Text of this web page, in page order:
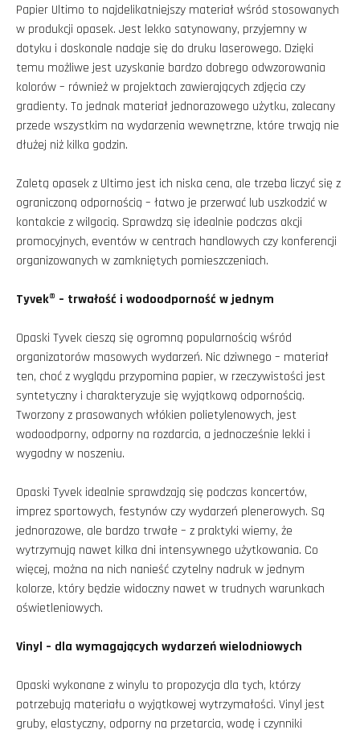
Papier Ultimo to najdelikatniejszy materiał wśród stosowanych
w produkcji opasek. Jest lekko satynowany, przyjemny w
dotyku i doskonale nadaje się do druku laserowego. Dzięki
temu możliwe jest uzyskanie bardzo dobrego odwzorowania
kolorów – również w projektach zawierających zdjęcia czy
gradienty. To jednak materiał jednorazowego użytku, zalecany
przede wszystkim na wydarzenia wewnętrzne, które trwają nie
dłużej niż kilka godzin.
Zaletą opasek z Ultimo jest ich niska cena, ale trzeba liczyć się z
ograniczoną odpornością – łatwo je przerwać lub uszkodzić w
kontakcie z wilgocią. Sprawdzą się idealnie podczas akcji
promocyjnych, eventów w centrach handlowych czy konferencji
organizowanych w zamkniętych pomieszczeniach.
Tyvek® – trwałość i wodoodporność w jednym
Opaski Tyvek cieszą się ogromną popularnością wśród
organizatorów masowych wydarzeń. Nic dziwnego – materiał
ten, choć z wyglądu przypomina papier, w rzeczywistości jest
syntetyczny i charakteryzuje się wyjątkową odpornością.
Tworzony z prasowanych włókien polietylenowych, jest
wodoodporny, odporny na rozdarcia, a jednocześnie lekki i
wygodny w noszeniu.
Opaski Tyvek idealnie sprawdzają się podczas koncertów,
imprez sportowych, festynów czy wydarzeń plenerowych. Są
jednorazowe, ale bardzo trwałe – z praktyki wiemy, że
wytrzymują nawet kilka dni intensywnego użytkowania. Co
więcej, można na nich nanieść czytelny nadruk w jednym
kolorze, który będzie widoczny nawet w trudnych warunkach
oświetleniowych.
Vinyl – dla wymagających wydarzeń wielodniowych
Opaski wykonane z winylu to propozycja dla tych, którzy
potrzebują materiału o wyjątkowej wytrzymałości. Vinyl jest
gruby, elastyczny, odporny na przetarcia, wodę i czynniki